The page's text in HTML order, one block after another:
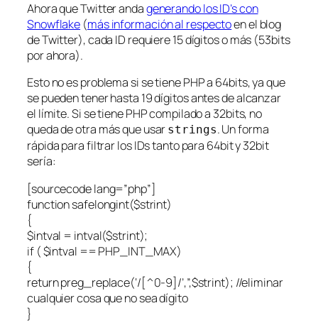
Ahora que Twitter andagenerando los ID’s con
Snowflake (más información al respectoen el blog
de Twitter), cada ID requiere 15 dígitos o más (53bits
por ahora).
Esto no es problema si se tiene PHP a 64bits, ya que
se pueden tener hasta 19 dígitos antes de alcanzar
el límite. Si se tiene PHP compilado a 32bits, no
queda de otra más que usar strings. Un forma
rápida para filtrar los IDs tanto para 64bit y 32bit
sería:
[sourcecode lang=”php”]
function safelongint($strint)
{
$intval = intval($strint);
if ( $intval == PHP_INT_MAX)
{
return preg_replace(‘/[^0-9]/’,”,$strint); //eliminar
cualquier cosa que no sea dígito
}